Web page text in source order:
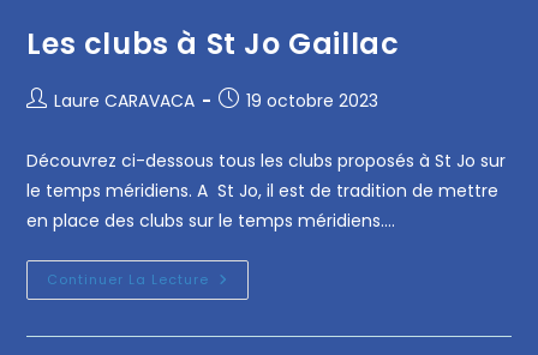
Les clubs à St Jo Gaillac
Laure CARAVACA 19 octobre 2023
Découvrez ci-dessous tous les clubs proposés à St Jo sur
le temps méridiens. A St Jo, il est de tradition de mettre
en place des clubs sur le temps méridiens.…
Continuer La Lecture